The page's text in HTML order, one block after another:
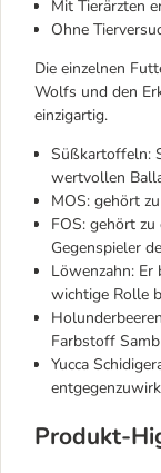
Mit Tierärzten
Ohne
Die einzelnen
Wolfs und den
einzigartig.
Süßkartoffeln:
wertvollen
MOS: gehört
FOS: gehört
Gegenspieler
Löwenzahn:
wichtige Rolle
Farbstoff
Yucca
Produkt-